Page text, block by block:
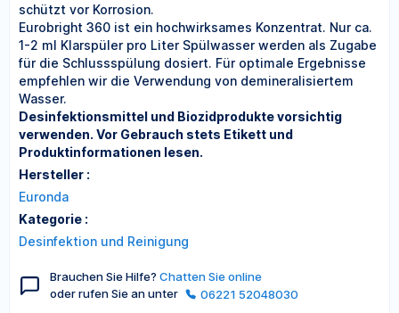
schützt vor Korrosion.
Eurobright 360 ist ein hochwirksames Konzentrat. Nur ca.
1-2 ml Klarspüler pro Liter Spülwasser werden als Zugabe
für die Schlussspülung dosiert. Für optimale Ergebnisse
empfehlen wir die Verwendung von demineralisiertem
Wasser.
Desinfektionsmittel und Biozidprodukte vorsichtig
verwenden. Vor Gebrauch stets Etikett und
Produktinformationen lesen.
Hersteller :
Euronda
Kategorie :
Desinfektion und Reinigung
Brauchen Sie Hilfe? Chatten Sie online
oder rufen Sie an unter
06221 52048030